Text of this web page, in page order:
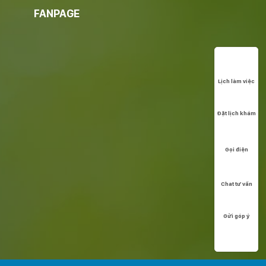
FANPAGE
Lịch làm việc
Đặt lịch khám
Gọi điện
Chat tư vấn
Gửi góp ý